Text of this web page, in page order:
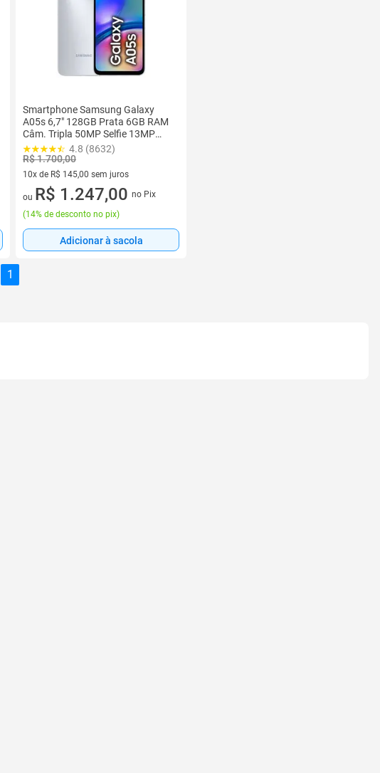
Smartphone Samsung Galaxy
A05s 6,7" 128GB Prata 6GB RAM
Câm. Tripla 50MP Selfie 13MP
Bateria 5000mAh
4.8 (8632)
R$ 1.700,00
10x de R$ 145,00 sem juros
10 vez de R$ 145,00 sem juros
ou R$ 1.247,00 no Pix
(14% de desconto no pix)
Adicionar à sacola
1